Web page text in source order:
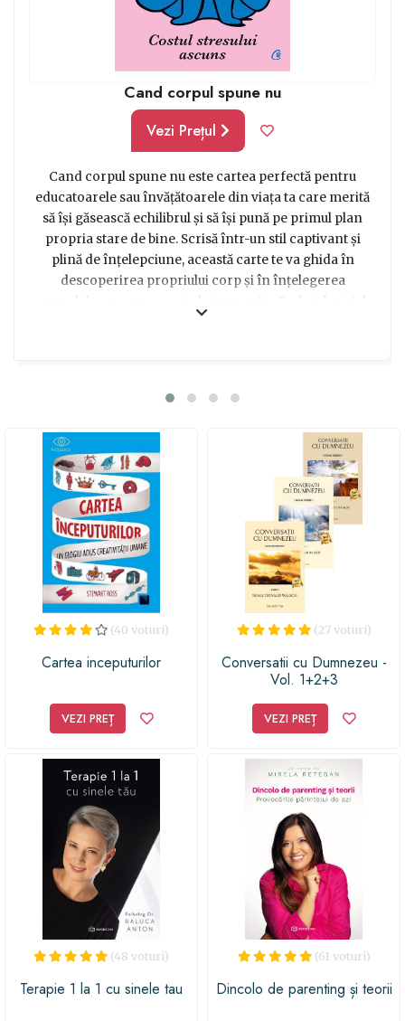
Cand corpul spune nu
Vezi Prețul
Cand corpul spune nu este cartea perfectă pentru
educatoarele sau învățătoarele din viața ta care merită
să își găsească echilibrul și să își pună pe primul plan
propria stare de bine. Scrisă într-un stil captivant și
plină de înțelepciune, această carte te va ghida în
descoperirea propriului corp și în înțelegerea
semnalelor pe care acesta le transmite. De la tehnici de
le arăți că îți pasă de bunăstarea lor și le oferi un
învăța și îndruma pe cei mici. Cu Cand corpul spune nu
vei face cu siguranță un cadou de suflet, plin de
înțelepciune și inspirație pentru educatoarele și
învățătoarele din viața ta.
(40 voturi)
Cartea inceputurilor
VEZI PREȚ
(27 voturi)
Conversatii cu Dumnezeu -
Vol. 1+2+3
VEZI PREȚ
(48 voturi)
Terapie 1 la 1 cu sinele tau
(61 voturi)
Dincolo de parenting și teorii